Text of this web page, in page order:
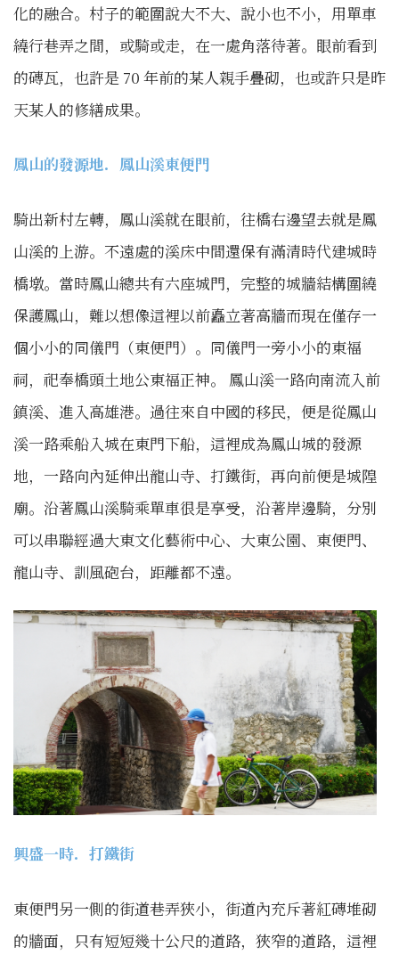
化的融合。村子的範圍說大不大、說小也不小，用單車
繞行巷弄之間，或騎或走，在一處角落待著。眼前看到
的磚瓦，也許是 70 年前的某人親手疊砌，也或許只是昨
天某人的修繕成果。
鳳山的發源地．鳳山溪東便門
騎出新村左轉，鳳山溪就在眼前，往橋右邊望去就是鳳
山溪的上游。不遠處的溪床中間還保有滿清時代建城時
橋墩。當時鳳山總共有六座城門，完整的城牆結構圍繞
保護鳳山，難以想像這裡以前矗立著高牆而現在僅存一
個小小的同儀門（東便門）。同儀門一旁小小的東福
祠，祀奉橋頭土地公東福正神。 鳳山溪一路向南流入前
鎮溪、進入高雄港。過往來自中國的移民，便是從鳳山
溪一路乘船入城在東門下船，這裡成為鳳山城的發源
地，一路向內延伸出龍山寺、打鐵街，再向前便是城隍
廟。沿著鳳山溪騎乘單車很是享受，沿著岸邊騎，分別
可以串聯經過大東文化藝術中心、大東公園、東便門、
龍山寺、訓風砲台，距離都不遠。
興盛一時．打鐵街
東便門另一側的街道巷弄狹小，街道內充斥著紅磚堆砌
的牆面，只有短短幾十公尺的道路，狹窄的道路，這裡